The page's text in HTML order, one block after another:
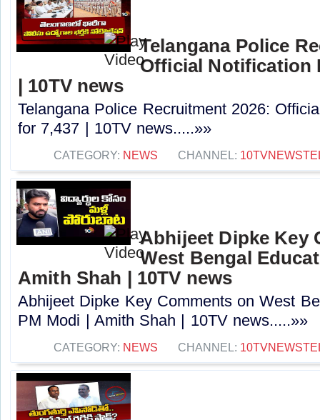
Telangana Police
Official Notification
| 10TV news
Telangana Police Recruitment 2026:
for 7,437 | 10TV news.....»»
CATEGORY: NEWS CHANNEL:
Abhijeet Dipke Key
West Bengal
Amith Shah | 10TV news
Abhijeet Dipke Key Comments on West
PM Modi | Amith Shah | 10TV news.....»»
CATEGORY: NEWS CHANNEL: